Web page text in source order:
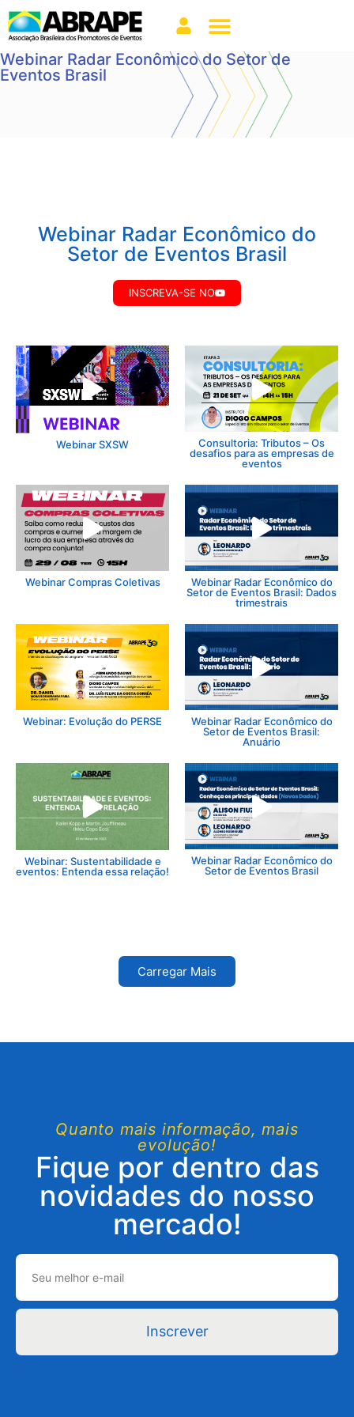
Webinar Radar Econômico do Setor de
Eventos Brasil
Webinar Radar Econômico do
Setor de Eventos Brasil
INSCREVA-SE NO
Webinar SXSW
Consultoria: Tributos – Os
desafios para as empresas de
eventos
Webinar Compras Coletivas
Webinar Radar Econômico do
Setor de Eventos Brasil: Dados
trimestrais
Webinar: Evolução do PERSE
Webinar Radar Econômico do
Setor de Eventos Brasil:
Anuário
Webinar: Sustentabilidade e
eventos: Entenda essa relação!
Webinar Radar Econômico do
Setor de Eventos Brasil
Carregar Mais
Quanto mais informação, mais
evolução!
Fique por dentro das
novidades do nosso
mercado!
Inscrever